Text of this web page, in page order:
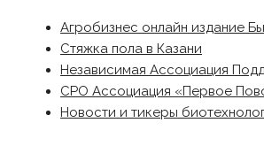
Агробизнес онлайн издание
Стяжка пола в Казани
Независимая Ассоциация
СРО Ассоциация «Первое
Новости и тикеры